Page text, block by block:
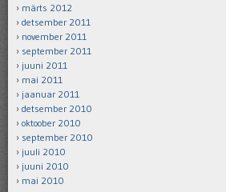
märts 2012
detsember 2011
november 2011
september 2011
juuni 2011
mai 2011
jaanuar 2011
detsember 2010
oktoober 2010
september 2010
juuli 2010
juuni 2010
mai 2010